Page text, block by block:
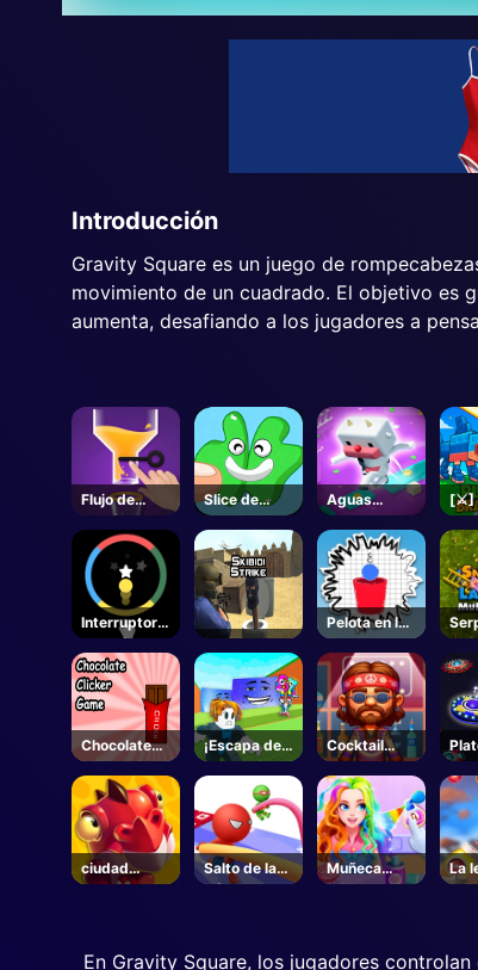
Introducción
Gravity Square es un juego de
movimiento de un cuadrado. El objetivo es
aumenta, desafiando a los jugadores a
Flujo de
agua
Slice de
gelatina
Aguas
Encantadas
[⚔️]
Vs
-
Interruptor
de neón
Pelota en la
copa
Chocolate
Clicker
¡Escapa del
Tsunami por
Brainrots! -
Roblox
Cocktail
Locura
ciudad
Sanhe
Salto de la
bóveda del
Muñeca
princesa
La
de
En Gravity Square, los jugadores